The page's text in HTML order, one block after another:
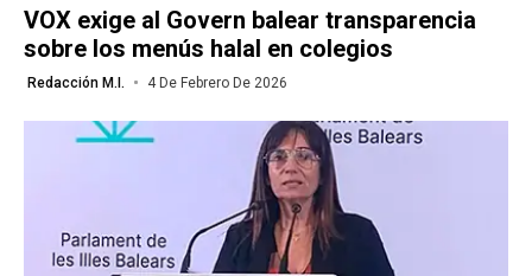
VOX exige al Govern balear transparencia
sobre los menús halal en colegios
Redacción M.I. 4 De Febrero De 2026